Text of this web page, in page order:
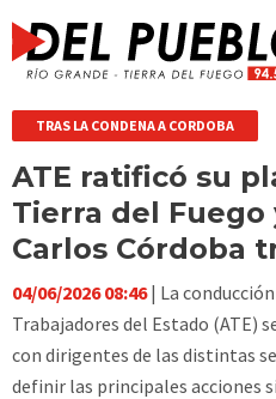
TRAS LA CONDENA A CORDOBA
ATE ratificó su
Tierra del Fuego
Carlos Córdoba
04/06/2026 08:46| La
Trabajadores del Estado (ATE)
con dirigentes de las distintas
definir las principales acciones